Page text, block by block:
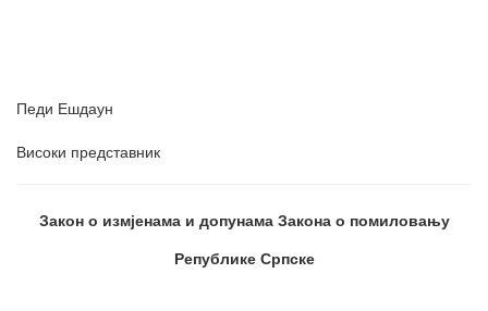
Педи Ешдаун
Високи представник
Закон о измјенама и допунама Закона о помиловању
Републике Српске